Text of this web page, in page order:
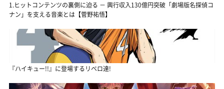
1.ヒットコンテンツの裏側に迫る － 興行収入130億円突破「劇場版名探偵コ
ナン」を支える音楽とは【菅野祐悟】
『ハイキュー!!』に登場するリベロ達!